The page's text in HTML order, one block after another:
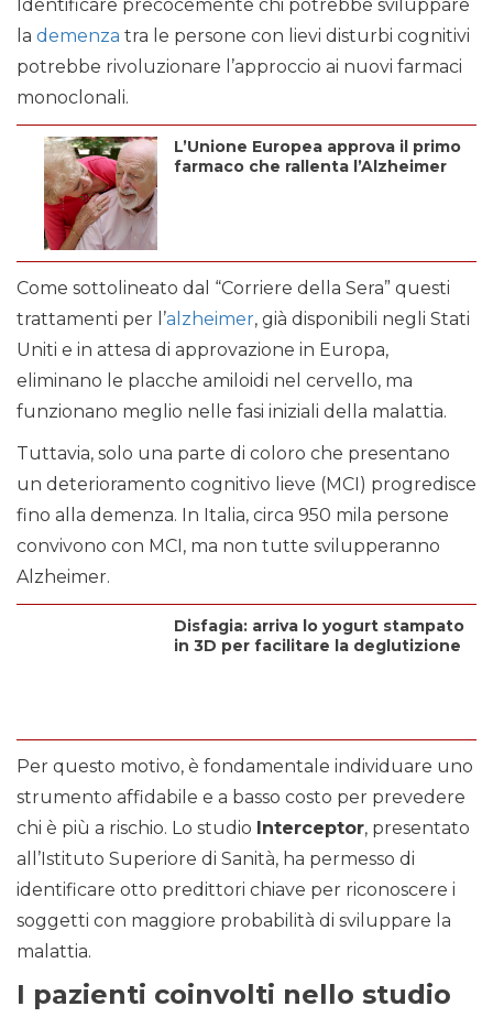
Identificare precocemente chi potrebbe sviluppare
la demenza tra le persone con lievi disturbi cognitivi
potrebbe rivoluzionare l’approccio ai nuovi farmaci
monoclonali.
L’Unione Europea approva il primo
farmaco che rallenta l’Alzheimer
Come sottolineato dal “Corriere della Sera” questi
trattamenti per l’alzheimer, già disponibili negli Stati
Uniti e in attesa di approvazione in Europa,
eliminano le placche amiloidi nel cervello, ma
funzionano meglio nelle fasi iniziali della malattia.
Tuttavia, solo una parte di coloro che presentano
un deterioramento cognitivo lieve (MCI) progredisce
fino alla demenza. In Italia, circa 950 mila persone
convivono con MCI, ma non tutte svilupperanno
Alzheimer.
Disfagia: arriva lo yogurt stampato
in 3D per facilitare la deglutizione
Per questo motivo, è fondamentale individuare uno
strumento affidabile e a basso costo per prevedere
chi è più a rischio. Lo studio Interceptor, presentato
all’Istituto Superiore di Sanità, ha permesso di
identificare otto predittori chiave per riconoscere i
soggetti con maggiore probabilità di sviluppare la
malattia.
I pazienti coinvolti nello studio